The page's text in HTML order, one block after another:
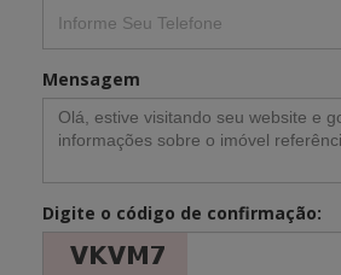
Mensagem
Digite o código de confirmação: